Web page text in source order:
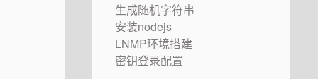
生成随机字符串
安装nodejs
LNMP环境搭建
密钥登录配置